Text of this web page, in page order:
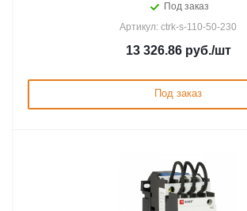
Под заказ
Артикул: ctrk-s-110-50-230
13 326.86руб./шт
Под заказ